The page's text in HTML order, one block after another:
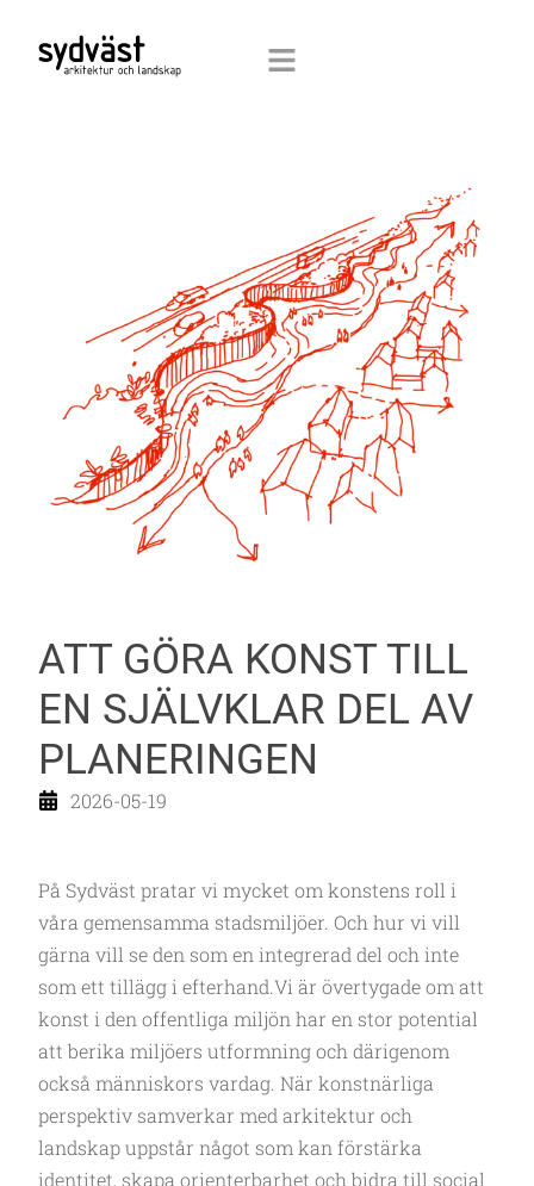
ATT GÖRA KONST TILL
EN SJÄLVKLAR DEL AV
PLANERINGEN
2026-05-19
På Sydväst pratar vi mycket om konstens roll i
våra gemensamma stadsmiljöer. Och hur vi vill
gärna vill se den som en integrerad del och inte
som ett tillägg i efterhand.Vi är övertygade om att
konst i den offentliga miljön har en stor potential
att berika miljöers utformning och därigenom
också människors vardag. När konstnärliga
perspektiv samverkar med arkitektur och
landskap uppstår något som kan förstärka
identitet, skapa orienterbarhet och bidra till social